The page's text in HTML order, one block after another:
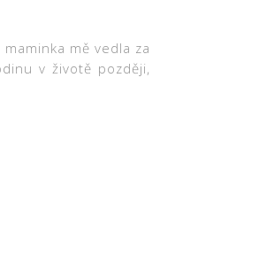
mě vedla za
v životě později,